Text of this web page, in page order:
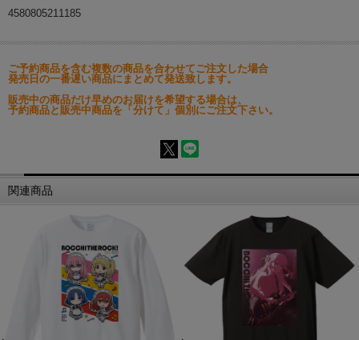
4580805211185
ご予約商品を含む複数の商品を合わせてご注文した場合
発売日の一番遅い商品にまとめて発送致します。
販売中の商品だけ早めのお届けを希望する場合は、
予約商品と販売中商品を「分けて」個別にご注文下さい。
関連商品